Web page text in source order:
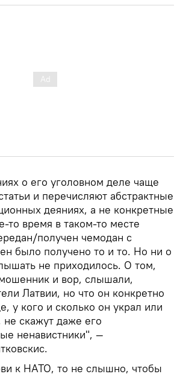
о его уголовном деле чаще
и перечисляют абстрактные
деяниях, а не конкретные
то время в таком-то месте
получен чемодан с
было получено то и то. Но ни о
не приходилось. О том,
и вор, слышали,
Латвии, но что он конкретно
у кого и сколько он украл или
не скажут даже его
ненавистники", —
к НАТО, то не слышно, чтобы